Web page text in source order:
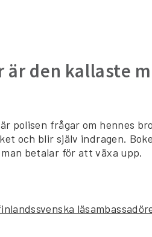
den kallaste
polisen frågar om hennes
och blir själv indragen.
betalar för att växa upp.